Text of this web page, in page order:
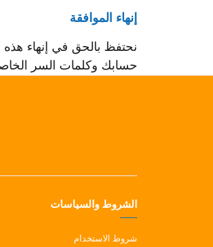
إنهاء الموافقة
نحتفظ بالحق في إنهاء
حسابك وكلمات السر
الشروط والسياسات
شروط الاستخدام